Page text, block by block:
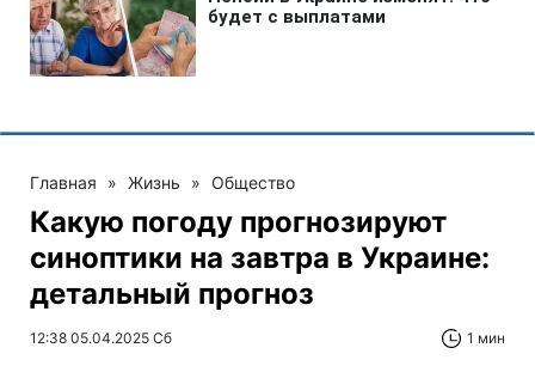
Главная » Жизнь » Общество
Какую погоду прогнозируют
синоптики на завтра в Украине:
детальный прогноз
12:38 05.04.2025 Сб 1 мин